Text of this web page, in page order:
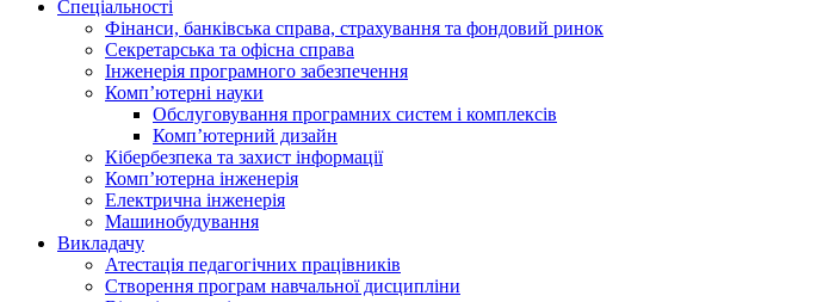
Спеціальності
Фінанси, банківська справа, страхування та фондовий ринок
Секретарська та офісна справа
Інженерія програмного забезпечення
Комп’ютерні науки
Обслуговування програмних систем і комплексів
Комп’ютерний дизайн
Кібербезпека та захист інформації
Комп’ютерна інженерія
Електрична інженерія
Машинобудування
Викладачу
Атестація педагогічних працівників
Створення програм навчальної дисципліни